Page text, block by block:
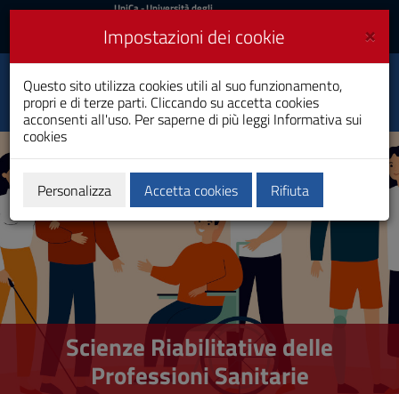
Vai
al
navigazione
del
sito
al
Footer
UniCa
Accedi
UniCa- Università degli
Accedi UniCA News
Toggle
navigation
Scienze Riabilitative
delle Professioni
Sanitarie
Laurea Magistrale
Scienze Riabilitative delle
Professioni Sanitarie
×
Impostazioni dei cookie
Questo sito utilizza cookies utili al suo funzionamento,
propri e di terze parti. Cliccando su accetta cookies
acconsenti all'uso. Per saperne di più leggi Informativa sui
cookies
Personalizza Accetta cookies Rifiuta